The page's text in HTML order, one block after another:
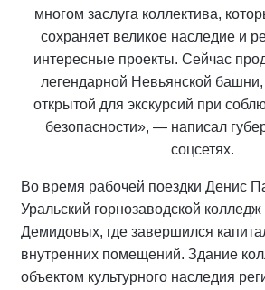
многом заслуга коллектива,
сохраняет великое наследие и
интересные проекты. Сейчас
легендарной Невьянской башни,
открытой для экскурсий при
безопасности», — написал
соцсетях.
Во время рабочей поездки Денис
Уральский горнозаводской
Демидовых, где завершился
внутренних помещений. Здание
объектом культурного наследия